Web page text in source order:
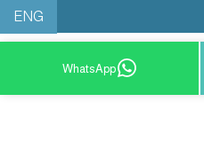
ENG
8001209999
WhatsApp